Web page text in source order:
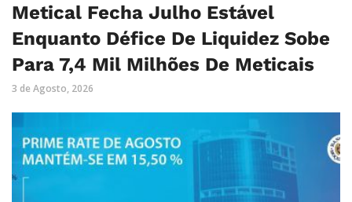
Metical Fecha Julho Estável
Enquanto Défice De Liquidez Sobe
Para 7,4 Mil Milhões De Meticais
3 de Agosto, 2026